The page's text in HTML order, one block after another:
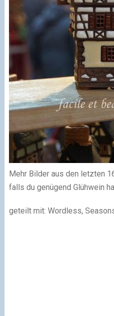
Mehr Bilder aus den letzten
falls du genügend Glühwein
geteilt mit: Wordless,